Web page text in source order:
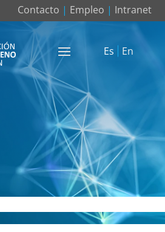
Contacto | Empleo | Intranet
Es En